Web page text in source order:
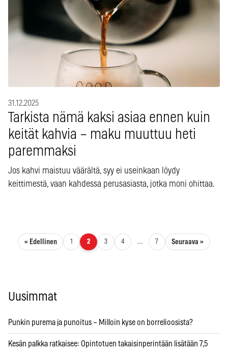
31.12.2025
Tarkista nämä kaksi asiaa ennen kuin
keität kahvia – maku muuttuu heti
paremmaksi
Jos kahvi maistuu väärältä, syy ei useinkaan löydy
keittimestä, vaan kahdessa perusasiasta, jotka moni ohittaa.
Artikkelien sivutus
« Edellinen 1 2 3 4 … 7 Seuraava »
Uusimmat
Punkin purema ja punoitus – Milloin kyse on borrelioosista?
Kesän palkka ratkaisee: Opintotuen takaisinperintään lisätään 7,5